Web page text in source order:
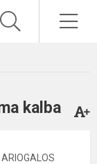
kalba